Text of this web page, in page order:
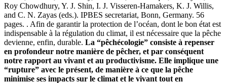
Roy Chowdhury, Y. J. Shin, I. J. Visseren-Hamakers, K. J. Willis,
and C. N. Zayas (eds.). IPBES secretariat, Bonn, Germany. 56
pages. . Afin de garantir la protection de l’océan, dont le bon état est
indispensable à la régulation du climat, il est nécessaire que la pêche
devienne, enfin, durable. La “pêchécologie” consiste à repenser
en profondeur notre manière de pêcher, et par conséquent
notre rapport au vivant et au productivisme. Elle implique une
“rupture” avec le présent, de manière à ce que la pêche
minimise ses impacts sur le climat et le vivant tout en